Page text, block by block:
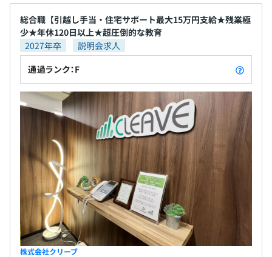
総合職【引越し手当・住宅サポート最大15万円支給★残業極
少★年休120日以上★超圧倒的な教育
2027年卒
説明会求人
通過ランク：F
株式会社クリーブ